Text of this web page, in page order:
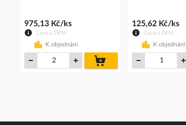
Cena s DPH
975,13 Kč/ks
K objednání
košíku
Cena s DPH
125,62 Kč/ks
K objednání